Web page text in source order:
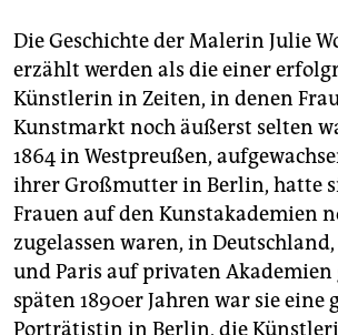
unterstützen
abo
genossenschaft
epaper login
Die Geschichte der Malerin Julie
erzählt werden als die einer
Künstlerin in Zeiten, in denen
Kunstmarkt noch äußerst selten
1864 in Westpreußen,
ihrer Großmutter in Berlin, hatte
Frauen auf den Kunstakademien
zugelassen waren, in
und Paris auf privaten
späten 1890er Jahren war sie eine
Porträtistin in Berlin, die